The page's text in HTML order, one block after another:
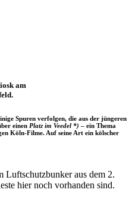
am
Spuren verfolgen, die aus der jüngeren
einen Platz im Veedel *) – ein Thema
Köln-Filme. Auf seine Art ein kölscher
Luftschutzbunker aus dem 2.
hier noch vorhanden sind.